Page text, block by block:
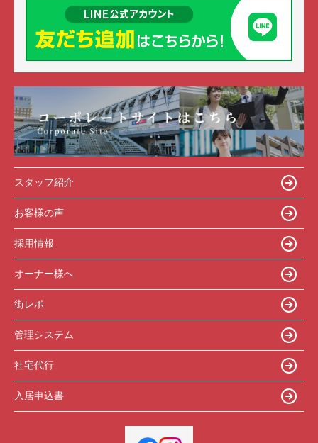
スタッフ紹介
お客様の声
採用情報
オーナー様へ
街レポ
管理システム
社宅代行
入居申込書